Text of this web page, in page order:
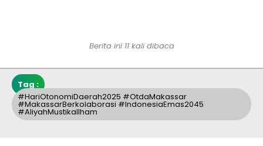
Berita ini 11 kali dibaca
Tag :
#HariOtonomiDaerah2025 #OtdaMakassar
#MakassarBerkolaborasi #IndonesiaEmas2045
#AliyahMustikaIlham